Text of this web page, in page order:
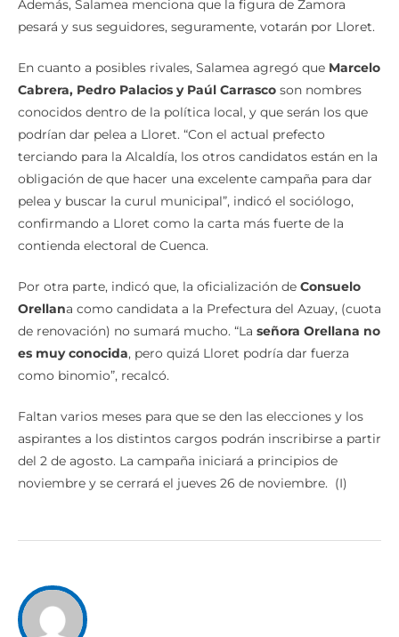
Además, Salamea menciona que la figura de Zamora
pesará y sus seguidores, seguramente, votarán por Lloret.
En cuanto a posibles rivales, Salamea agregó que Marcelo
Cabrera, Pedro Palacios y Paúl Carrasco son nombres
conocidos dentro de la política local, y que serán los que
podrían dar pelea a Lloret. “Con el actual prefecto
terciando para la Alcaldía, los otros candidatos están en la
obligación de que hacer una excelente campaña para dar
pelea y buscar la curul municipal”, indicó el sociólogo,
confirmando a Lloret como la carta más fuerte de la
contienda electoral de Cuenca.
Por otra parte, indicó que, la oficialización de Consuelo
Orellana como candidata a la Prefectura del Azuay, (cuota
de renovación) no sumará mucho. “La señora Orellana no
es muy conocida, pero quizá Lloret podría dar fuerza
como binomio”, recalcó.
Faltan varios meses para que se den las elecciones y los
aspirantes a los distintos cargos podrán inscribirse a partir
del 2 de agosto. La campaña iniciará a principios de
noviembre y se cerrará el jueves 26 de noviembre. (I)